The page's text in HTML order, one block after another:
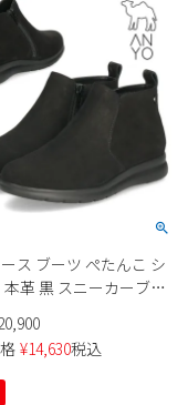
ス ブーツ ぺたんこ シ
本革 黒 スニーカーブー
エーエヌワイオー
ブラックコンビ レザー
ブーツ カジュアル 歩
¥14,630税込